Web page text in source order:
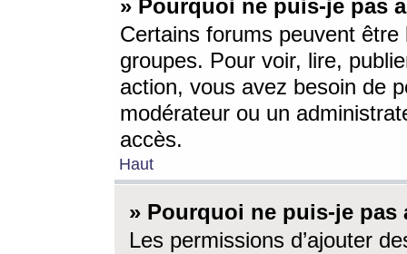
» Pourquoi ne puis-je pas
Certains forums peuvent être
groupes. Pour voir, lire,
action, vous avez besoin de
modérateur ou un
accès.
Haut
» Pourquoi ne puis-je
Les permissions d’ajouter